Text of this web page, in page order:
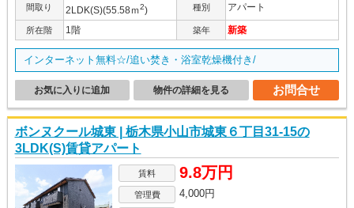
間取り 2LDK(S)(55.58ｍ2) 種別 アパート
所在階 1階 築年 新築
インターネット無料☆/追い焚き・浴室乾燥機付き/
お問合せ
物件の詳細を見る
お気に入りに追加
ボンヌクール城東 | 栃木県小山市城東６丁目31-15の
3LDK(S)賃貸アパート
賃料 9.8万円
管理費 4,000円